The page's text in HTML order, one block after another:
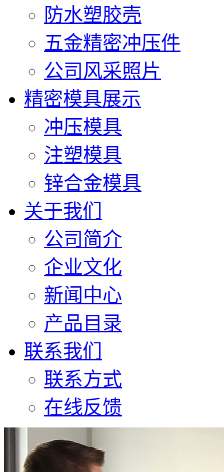
防水塑胶壳
五金精密冲压件
公司风采照片
精密模具展示
冲压模具
注塑模具
锌合金模具
关于我们
公司简介
企业文化
新闻中心
产品目录
联系我们
联系方式
在线反馈